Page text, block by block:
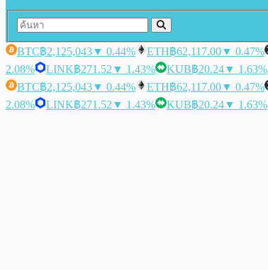
BTC฿2,125,043▼ 0.44% ETH฿62,117.00▼ 0.47%
2.08%
LINK฿271.52 ▼ 1.43% KUB฿20.24▼ 1.63%
BTC฿2,125,043▼ 0.44% ETH฿62,117.00▼ 0.47%
2.08%
LINK฿271.52 ▼ 1.43% KUB฿20.24▼ 1.63%